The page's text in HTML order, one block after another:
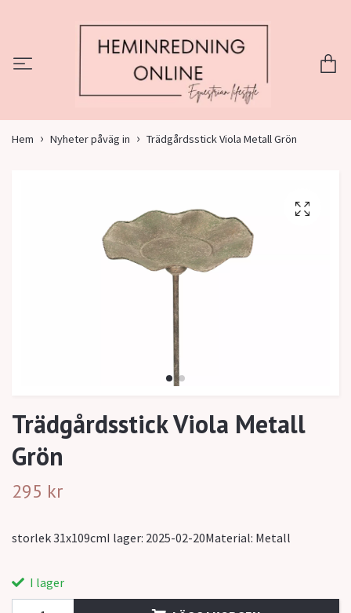
Hem Nyheter påväg in Trädgårdsstick Viola Metall Grön
Trädgårdsstick Viola Metall
Grön
295 kr
storlek 31x109cmI lager: 2025-02-20Material: Metall
I lager